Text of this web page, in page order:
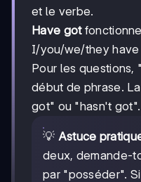
et le verbe.
Have got
I/you/we/they
Pour les questions,
début de phrase.
got" ou "hasn't got".
💡 Astuce
deux, demande-
par "posséder".